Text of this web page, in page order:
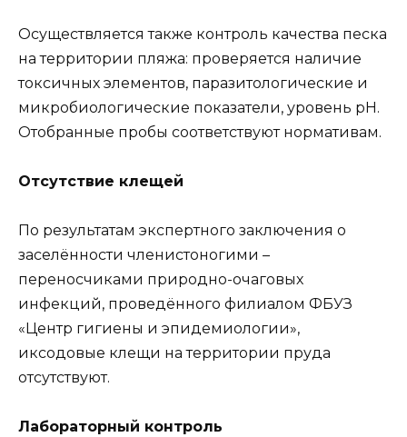
Осуществляется также контроль качества песка
на территории пляжа: проверяется наличие
токсичных элементов, паразитологические и
микробиологические показатели, уровень pH.
Отобранные пробы соответствуют нормативам.
Отсутствие клещей
По результатам экспертного заключения о
заселённости членистоногими –
переносчиками природно-очаговых
инфекций, проведённого филиалом ФБУЗ
«Центр гигиены и эпидемиологии»,
иксодовые клещи на территории пруда
отсутствуют.
Лабораторный контроль